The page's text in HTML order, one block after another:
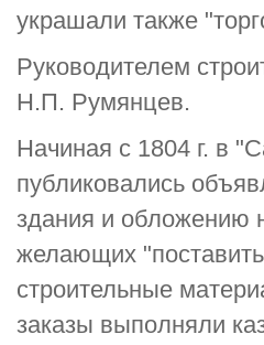
украшали также
Руководителем
Н.П. Румянцев.
Начиная с 1804 г. в
публиковались
здания и обложению
желающих
строительные
заказы выполняли